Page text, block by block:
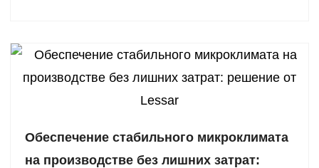
Обеспечение стабильного микроклимата
на производстве без лишних затрат: